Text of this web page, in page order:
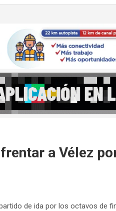
a Vélez
de ida por los octavos de